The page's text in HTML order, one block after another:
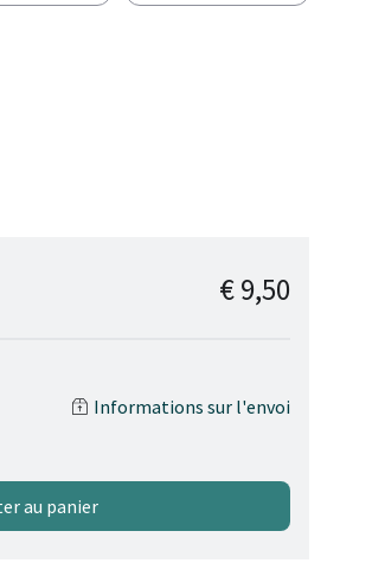
€ 9,50
Informations sur l'envoi
au panier